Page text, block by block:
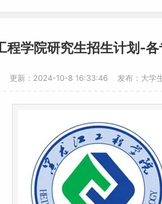
学院研究生招生计划-
更新：2024-10-8 16:33:46 发布：大学